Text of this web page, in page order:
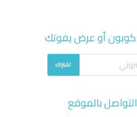
أو عرض يفوتك
اشتراك
بالموقع